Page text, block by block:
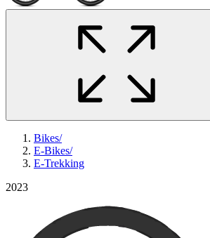
Bikes/
E-Bikes/
E-Trekking
2023